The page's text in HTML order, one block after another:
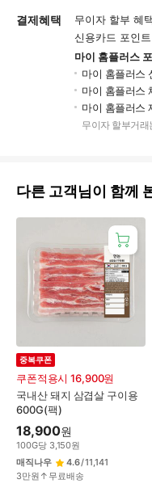
결제혜택
무이자 할부 혜
신용카드 포인
마이 홈플러스
마이 홈플러스
마이 홈플러스
마이 홈플러스
무이자 할부거
다른 고객님이 함께
국내산 돼지 삼겹살 구이용
600G(팩)
중복쿠폰
쿠폰적용시 16,900원
18,900원
100G당 3,150원
매직나우
4.6/11,141
3만원↑무료배송